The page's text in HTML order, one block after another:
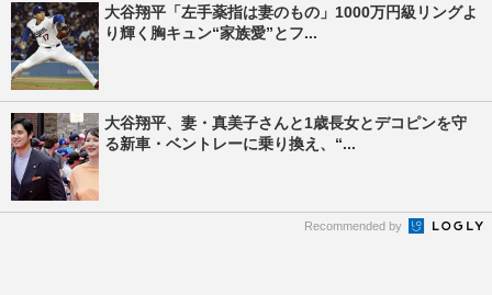
大谷翔平「左手薬指は妻のもの」1000万円級リングよ
り輝く胸キュン“家族愛”とフ...
大谷翔平、妻・真美子さんと1歳長女とデコピンを守
る新車・ベントレーに乗り換え、“...
Recommended by